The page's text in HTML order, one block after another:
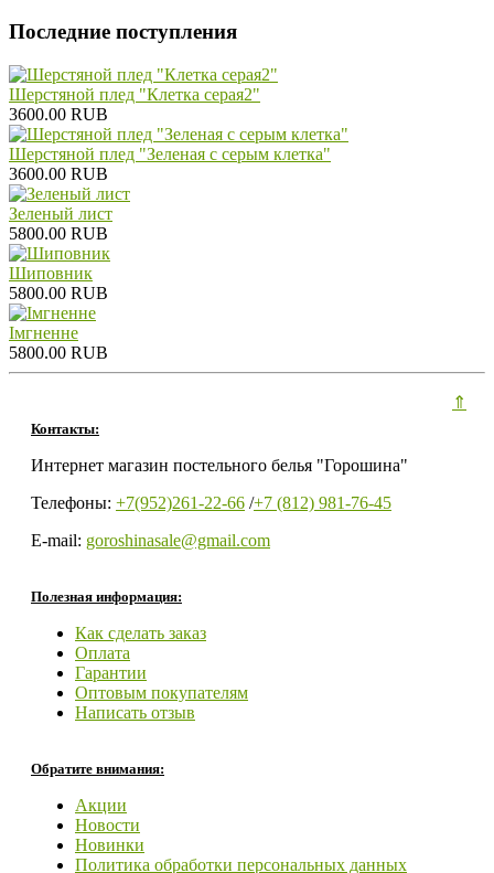
Последние поступления
Шерстяной плед "Клетка серая2"
3600.00 RUB
Шерстяной плед "Зеленая с серым клетка"
3600.00 RUB
Зеленый лист
5800.00 RUB
Шиповник
5800.00 RUB
Iмгненне
5800.00 RUB
Контакты:
Интернет магазин постельного белья "Горошина"
Телефоны: +7(952)261-22-66 /+7 (812) 981-76-45
E-mail: goroshinasale@gmail.com
Полезная информация:
Как сделать заказ
Оплата
Гарантии
Оптовым покупателям
Написать отзыв
Обратите внимания:
Акции
Новости
Новинки
Политика обработки персональных данных
⇑